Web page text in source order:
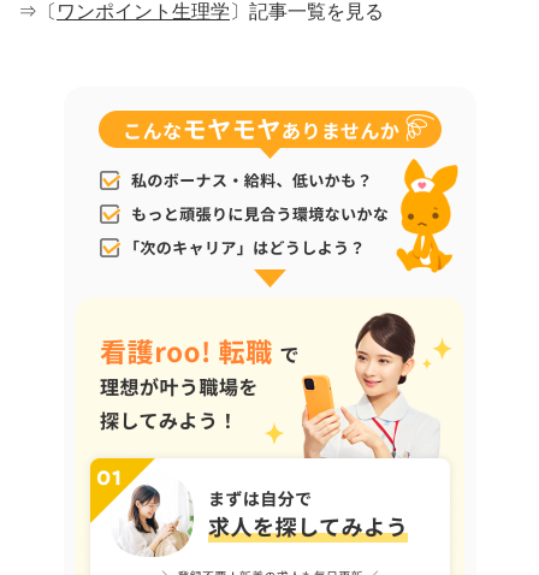
⇒〔 ワンポイント生理学 〕記事一覧を見る